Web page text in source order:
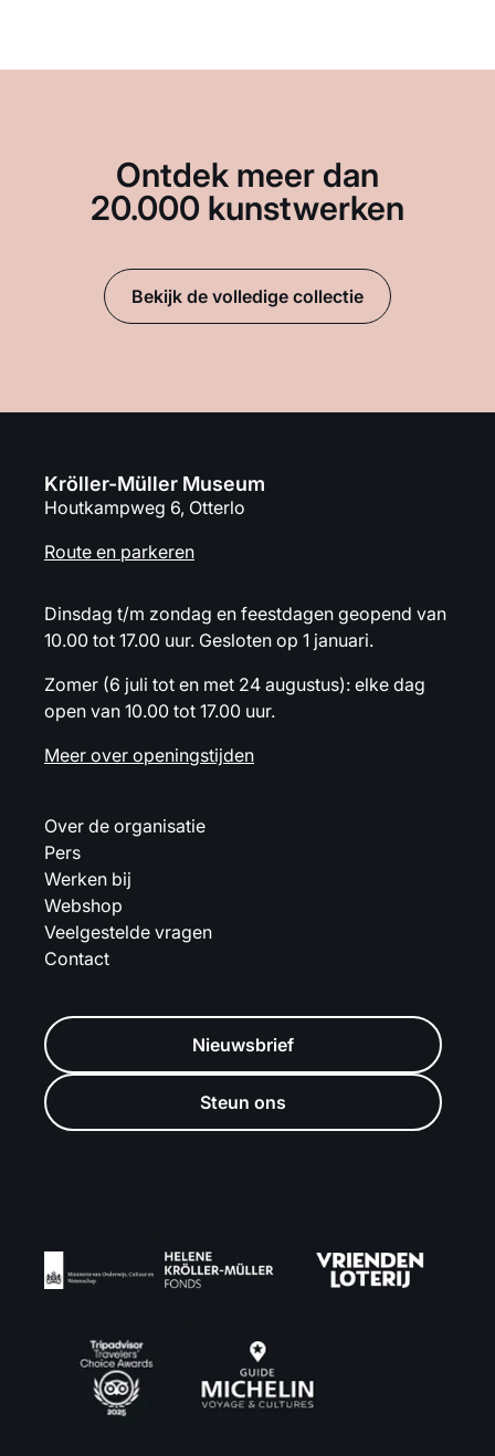
Ontdek meer dan
20.000 kunstwerken
Bekijk de volledige collectie
Kröller-Müller Museum
Houtkampweg 6, Otterlo
Route en parkeren
Dinsdag t/m zondag en feestdagen geopend van
10.00 tot 17.00 uur. Gesloten op 1 januari.
Zomer (6 juli tot en met 24 augustus): elke dag
open van 10.00 tot 17.00 uur.
Meer over openingstijden
Over de organisatie
Pers
Werken bij
Webshop
Veelgestelde vragen
Contact
Nieuwsbrief
Steun ons